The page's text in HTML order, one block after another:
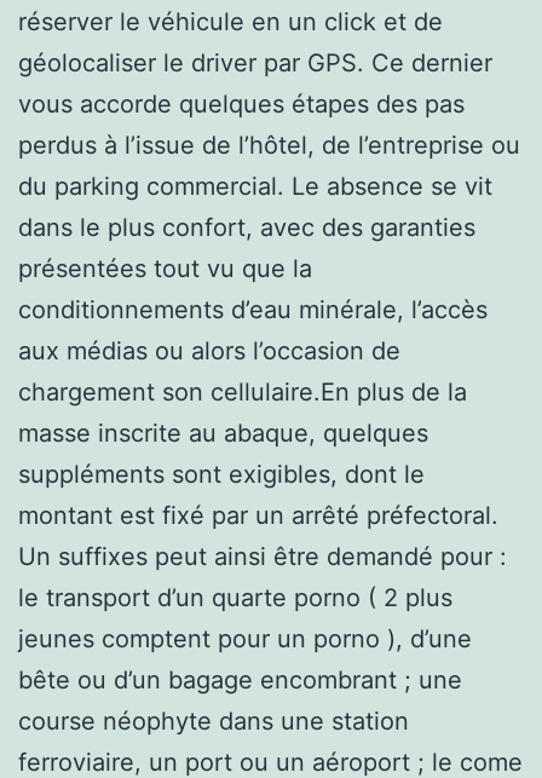
réserver le véhicule en un click et de
géolocaliser le driver par GPS. Ce dernier
vous accorde quelques étapes des pas
perdus à l’issue de l’hôtel, de l’entreprise ou
du parking commercial. Le absence se vit
dans le plus confort, avec des garanties
présentées tout vu que la
conditionnements d’eau minérale, l’accès
aux médias ou alors l’occasion de
chargement son cellulaire.En plus de la
masse inscrite au abaque, quelques
suppléments sont exigibles, dont le
montant est fixé par un arrêté préfectoral.
Un suffixes peut ainsi être demandé pour :
le transport d’un quarte porno ( 2 plus
jeunes comptent pour un porno ), d’une
bête ou d’un bagage encombrant ; une
course néophyte dans une station
ferroviaire, un port ou un aéroport ; le come